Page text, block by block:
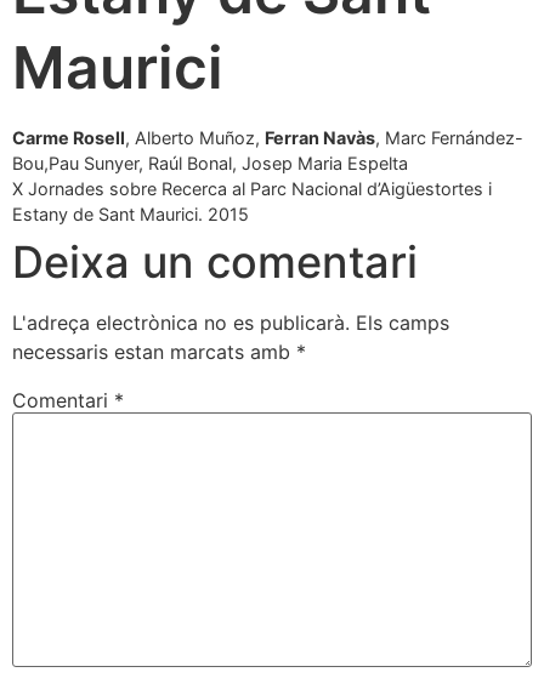
Maurici
Carme Rosell, Alberto Muñoz, Ferran Navàs, Marc Fernández-
Bou,Pau Sunyer, Raúl Bonal, Josep Maria Espelta
X Jornades sobre Recerca al Parc Nacional d’Aigüestortes i
Estany de Sant Maurici. 2015
Deixa un comentari
L'adreça electrònica no es publicarà. Els camps
necessaris estan marcats amb *
Comentari *